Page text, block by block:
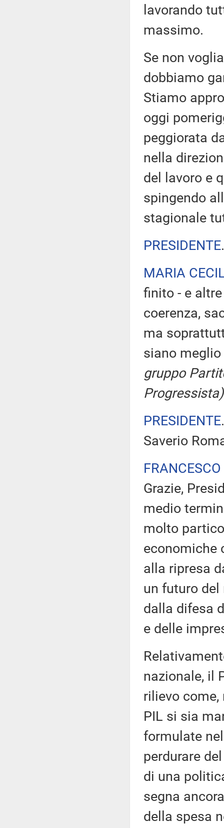
lavorando
massimo.
Se non
dobbiamo
Stiamo
oggi
peggiorata
nella
del lavoro e
spingendo
stagionale
PRESIDENTE
MARIA
finito - e
coerenza,
ma
siano
gruppo
Progressista)
PRESIDENTE
Saverio
Grazie,
medio
molto
economiche
alla ripresa
un futuro del
dalla difesa
e delle
nazionale, il
rilievo
PIL si sia
formulate
perdurare
di una
segna
della spesa